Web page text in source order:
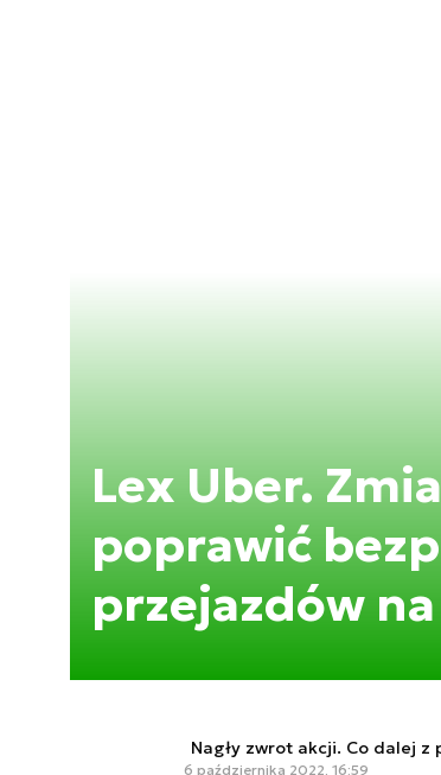
Lex Uber.
poprawić
przejazdów
Nagły zwrot akcji. Co dalej z
6 października 2022, 16:59